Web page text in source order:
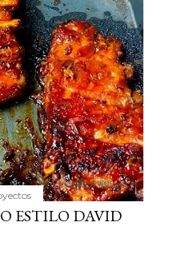
ESTILO DAVID